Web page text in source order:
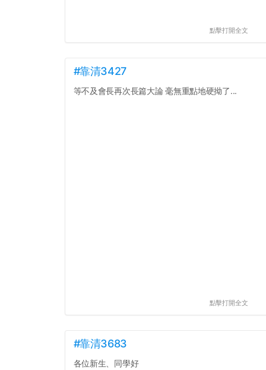
點擊打開全文
#靠清3427
等不及會長再次長篇大論 毫無重點地硬拗了...
點擊打開全文
#靠清3683
各位新生、同學好